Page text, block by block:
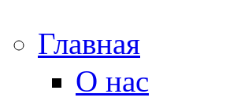
Главная
О нас